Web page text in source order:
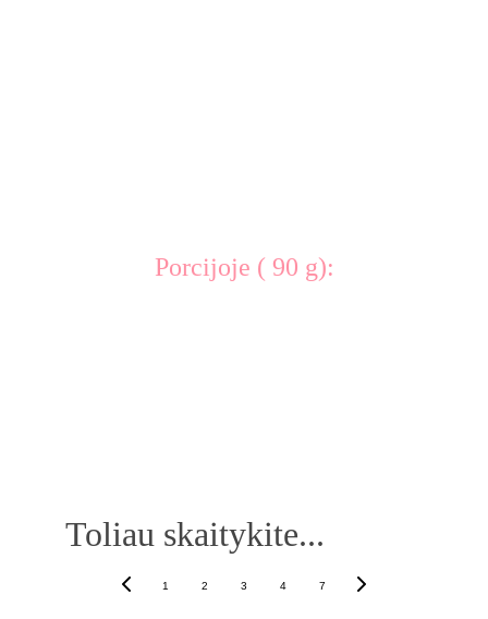
Porcijoje ( 90 g):
Toliau skaitykite...
1 2 3 4 7